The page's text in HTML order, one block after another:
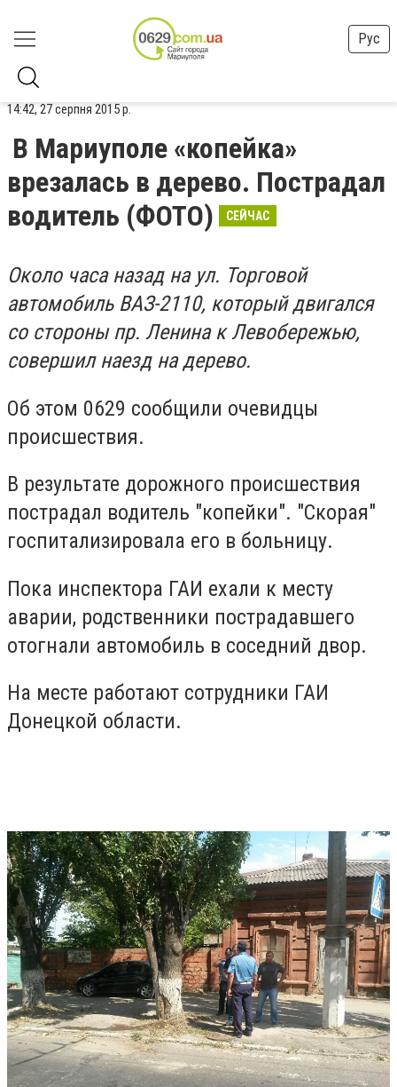
Рус
14:42, 27 серпня 2015 р.
В Мариуполе «копейка»
врезалась в дерево. Пострадал
водитель (ФОТО)
СЕЙЧАС
Около часа назад на ул. Торговой
автомобиль ВАЗ-2110, который двигался
со стороны пр. Ленина к Левобережью,
совершил наезд на дерево.
Об этом 0629 сообщили очевидцы
происшествия.
В результате дорожного происшествия
пострадал водитель "копейки". "Скорая"
госпитализировала его в больницу.
Пока инспектора ГАИ ехали к месту
аварии, родственники пострадавшего
отогнали автомобиль в соседний двор.
На месте работают сотрудники ГАИ
Донецкой области.